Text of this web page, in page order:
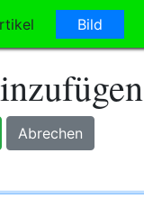
Bild
Abrechen